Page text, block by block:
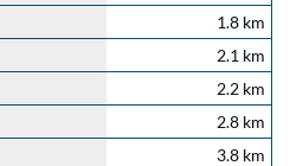
1.8 km
2.1 km
2.2 km
2.8 km
3.8 km